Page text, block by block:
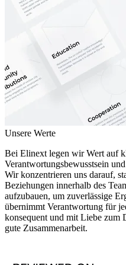
Unsere Werte
Bei Elinext legen wir Wert auf
Verantwortungsbewusstsein
Wir konzentrieren uns darauf,
Beziehungen innerhalb des
aufzubauen, um zuverlässige
übernimmt Verantwortung für
konsequent und mit Liebe zum
gute Zusammenarbeit.